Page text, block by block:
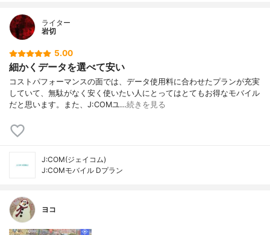
ライター
岩切
5.00
細かくデータを選べて安い
コストパフォーマンスの面では、データ使用料に合わせたプランが充実
していて、無駄がなく安く使いたい人にとってはとてもお得なモバイル
だと思います。また、J:COMユ…続きを見る
J:COM(ジェイコム)
J:COMモバイル Dプラン
ヨコ